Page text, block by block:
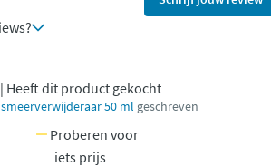
Heeft dit product gekocht
50 ml geschreven
Proberen voor
iets prijs